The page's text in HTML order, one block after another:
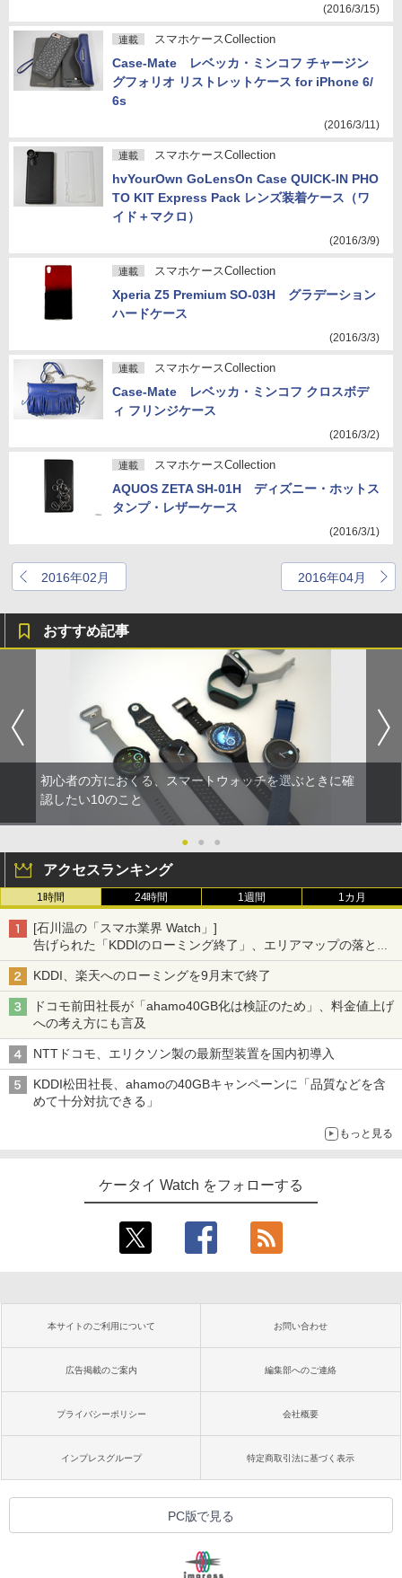
(2016/3/15)
連載 スマホケースCollection
Case-Mate レベッカ・ミンコフ チャージン
グフォリオ リストレットケース for iPhone 6/
6s
(2016/3/11)
連載 スマホケースCollection
hvYourOwn GoLensOn Case QUICK-IN PHO
TO KIT Express Pack レンズ装着ケース（ワ
イド＋マクロ）
(2016/3/9)
連載 スマホケースCollection
Xperia Z5 Premium SO-03H グラデーション
ハードケース
(2016/3/3)
連載 スマホケースCollection
Case-Mate レベッカ・ミンコフ クロスボデ
ィ フリンジケース
(2016/3/2)
連載 スマホケースCollection
AQUOS ZETA SH-01H ディズニー・ホットス
タンプ・レザーケース
(2016/3/1)
2016年02月 2016年04月
おすすめ記事
初心者の方におくる、スマートウォッチを選ぶときに確
認したい10のこと
● ● ●
アクセスランキング
1時間 24時間 1週間 1カ月
[石川温の「スマホ業界 Watch」]
告げられた「KDDIのローミング終了」、エリアマップの落とし
穴と楽天モバイルの課題
KDDI、楽天へのローミングを9月末で終了
ドコモ前田社長が「ahamo40GB化は検証のため」、料金値上げ
への考え方にも言及
NTTドコモ、エリクソン製の最新型装置を国内初導入
KDDI松田社長、ahamoの40GBキャンペーンに「品質などを含
めて十分対抗できる」
もっと見る
ケータイ Watch をフォローする
本サイトのご利用について お問い合わせ
広告掲載のご案内 編集部へのご連絡
プライバシーポリシー 会社概要
インプレスグループ 特定商取引法に基づく表示
PC版で見る